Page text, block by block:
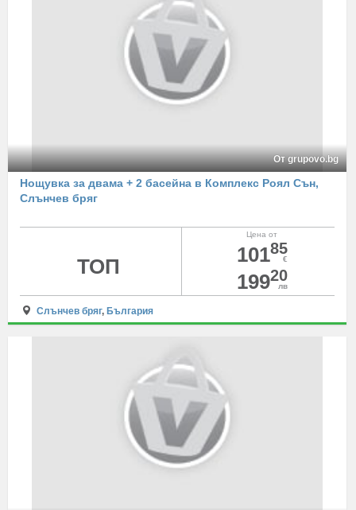
От grupovo.bg
Нощувка за двама + 2 басейна в Комплекс Роял Сън,
Слънчев бряг
Цена от
10185
€
19920
лв
ТОП
Слънчев бряг, България